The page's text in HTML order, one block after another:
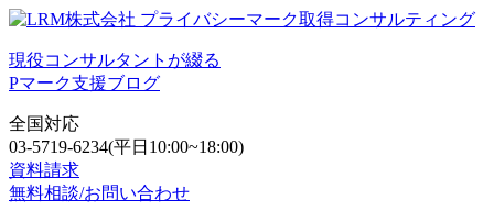
現役コンサルタントが綴る
Pマーク支援ブログ
全国対応
03-5719-6234(平日10:00~18:00)
資料請求
無料相談/お問い合わせ